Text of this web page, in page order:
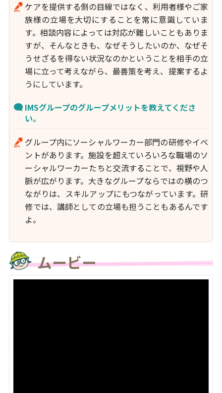
ケアを提供する側の目線ではなく、利用者様やご家
族様の立場を大切にすることを常に意識していま
す。相談内容によっては対応が難しいこともありま
すが、そんなときも、なぜそうしたいのか、なぜそ
うせざるを得ない状況なのかということを相手の立
場に立って考えながら、最善策を考え、提案するよ
うにしています。
IMSグループのグループメリットを教えてくださ
い。
グループ内にソーシャルワーカー部門の研修やイベ
ントがあります。施設を超えていろいろな職場のソ
ーシャルワーカーたちと交流することで、視野や人
脈が広がります。大きなグループならではの横のつ
ながりは、スキルアップにもつながっています。研
修では、講師としての立場も担うこともあるんです
よ。
ムービー